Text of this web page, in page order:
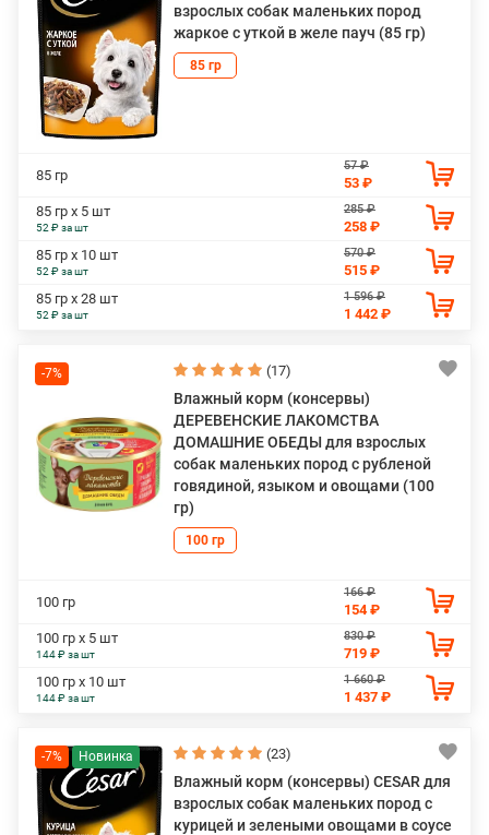
взрослых собак маленьких пород
жаркое с уткой в желе пауч (85 гр)
85 гр
85 гр
57 ₽
53 ₽
85 гр х 5 шт
52 ₽ за шт
285 ₽
258 ₽
85 гр х 10 шт
52 ₽ за шт
570 ₽
515 ₽
85 гр х 28 шт
52 ₽ за шт
1 596 ₽
1 442 ₽
-7% (17)
Влажный корм (консервы)
ДЕРЕВЕНСКИЕ ЛАКОМСТВА
ДОМАШНИЕ ОБЕДЫ для взрослых
собак маленьких пород с рубленой
говядиной, языком и овощами (100
гр)
100 гр
100 гр
166 ₽
154 ₽
100 гр х 5 шт
144 ₽ за шт
830 ₽
719 ₽
100 гр х 10 шт
144 ₽ за шт
1 660 ₽
1 437 ₽
-7% (23)
Влажный корм (консервы) CESAR для
взрослых собак маленьких пород с
курицей и зелеными овощами в соусе